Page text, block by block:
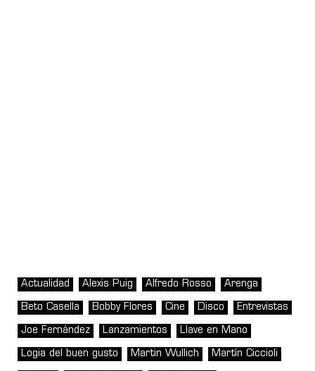
Actualidad Alexis Puig Alfredo Rosso Arenga
Beto Casella Bobby Flores Cine Disco Entrevistas
Joe Fernández Lanzamientos Llave en Mano
Logia del buen gusto Martin Wullich Martín Ciccioli